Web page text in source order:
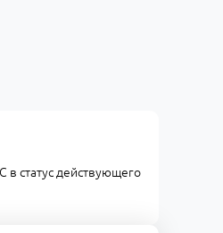
в статус действующего